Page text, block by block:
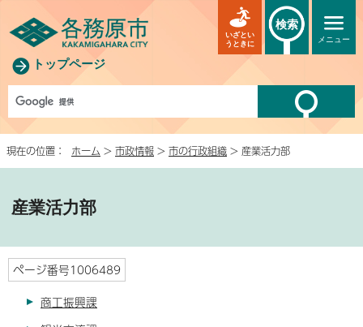
トップページ
メニュー
いざとい
うときに
検索
現在の位置： ホーム > 市政情報 > 市の行政組織 > 産業活力部
産業活力部
ページ番号1006489
商工振興課